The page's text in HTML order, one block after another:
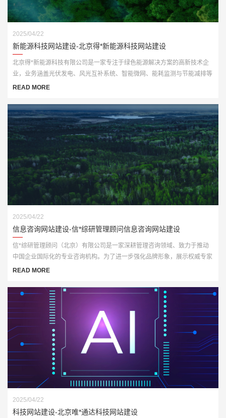
2025/04/22
新能源科技网站建设-北京得*新能源科技网站建设
北京得*新能源科技有限公司是一家专注于绿色能源解决方案的高新技术企
业，业务涵盖光伏发电、风光互补系统、智能微网、能耗监测与节能减排等
多个板块。为顺应“双碳”战略发展要求，公司亟需打造一个具备行业专业性
READ MORE
2025/04/22
信息咨询网站建设-信*综研管理顾问信息咨询网站建设
信*综研管理顾问（北京）有限公司是一家深耕管理咨询领域、致力于推动
中国企业国际化的专业咨询机构。为了进一步强化品牌形象，展示权威专家
资源与咨询成果，客户委托我们打造一套全新官网平台，实现从品牌传播到
READ MORE
2025/04/22
科技网站建设-北京唯*通达科技网站建设